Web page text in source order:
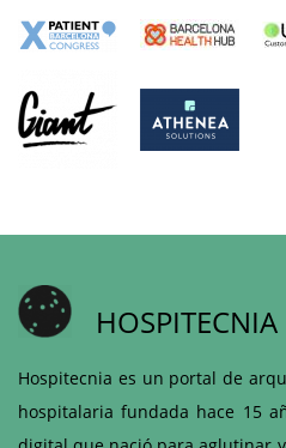
HOSPITECNIA
Hospitecnia es un portal de
hospitalaria fundada hace 15